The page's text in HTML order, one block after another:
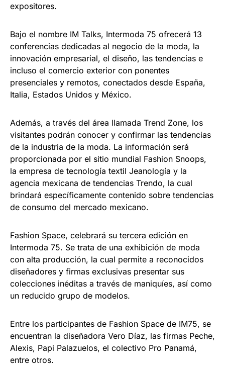
expositores.
Bajo el nombre IM Talks, Intermoda 75 ofrecerá 13
conferencias dedicadas al negocio de la moda, la
innovación empresarial, el diseño, las tendencias e
incluso el comercio exterior con ponentes
presenciales y remotos, conectados desde España,
Italia, Estados Unidos y México.
Además, a través del área llamada Trend Zone, los
visitantes podrán conocer y confirmar las tendencias
de la industria de la moda. La información será
proporcionada por el sitio mundial Fashion Snoops,
la empresa de tecnología textil Jeanología y la
agencia mexicana de tendencias Trendo, la cual
brindará específicamente contenido sobre tendencias
de consumo del mercado mexicano.
Fashion Space, celebrará su tercera edición en
Intermoda 75. Se trata de una exhibición de moda
con alta producción, la cual permite a reconocidos
diseñadores y firmas exclusivas presentar sus
colecciones inéditas a través de maniquíes, así como
un reducido grupo de modelos.
Entre los participantes de Fashion Space de IM75, se
encuentran la diseñadora Vero Díaz, las firmas Peche,
Alexis, Papi Palazuelos, el colectivo Pro Panamá,
entre otros.